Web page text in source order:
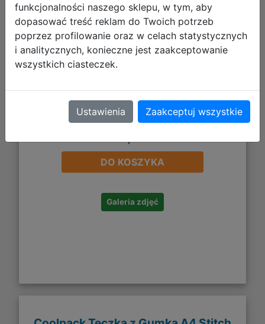
146,99 zł
DO KOSZYKA
Galeria zdjęć
funkcjonalności naszego sklepu, w tym, aby
dopasować treść reklam do Twoich potrzeb
poprzez profilowanie oraz w celach statystycznych
i analitycznych, konieczne jest zaakceptowanie
wszystkich ciasteczek.
Ustawienia Zaakceptuj wszystkie